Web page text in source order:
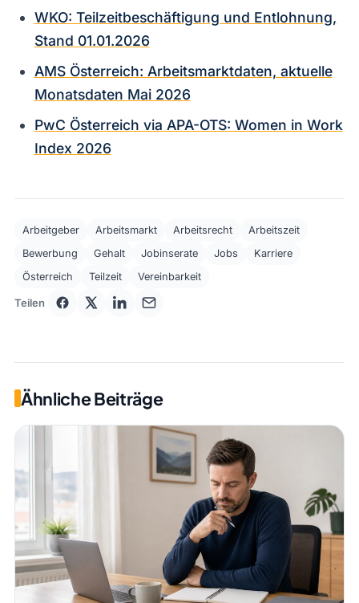
WKO: Teilzeitbeschäftigung und Entlohnung,
Stand 01.01.2026
AMS Österreich: Arbeitsmarktdaten, aktuelle
Monatsdaten Mai 2026
PwC Österreich via APA-OTS: Women in Work
Index 2026
Arbeitgeber Arbeitsmarkt Arbeitsrecht
Arbeitszeit
Bewerbung
Gehalt Jobinserate Jobs
Karriere
Österreich
Teilzeit Vereinbarkeit
Teilen
Ähnliche Beiträge